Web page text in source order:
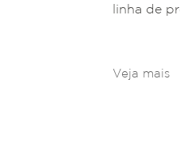
linha de
Veja mais